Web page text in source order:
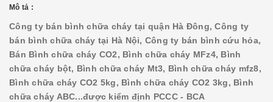
Mô tả :
Công ty bán bình chữa cháy tại quận Hà Đông, Công ty
bán bình chữa cháy tại Hà Nội, Công ty bán bình cứu hỏa,
Bán Bình chữa cháy CO2, Bình chữa cháy MFz4, Bình
chữa cháy bột, Bình chữa cháy Mt3, Bình chữa cháy mfz8,
Bình chữa cháy CO2 5kg, Bình chữa cháy CO2 3kg, Bình
chữa cháy ABC...được kiểm định PCCC - BCA